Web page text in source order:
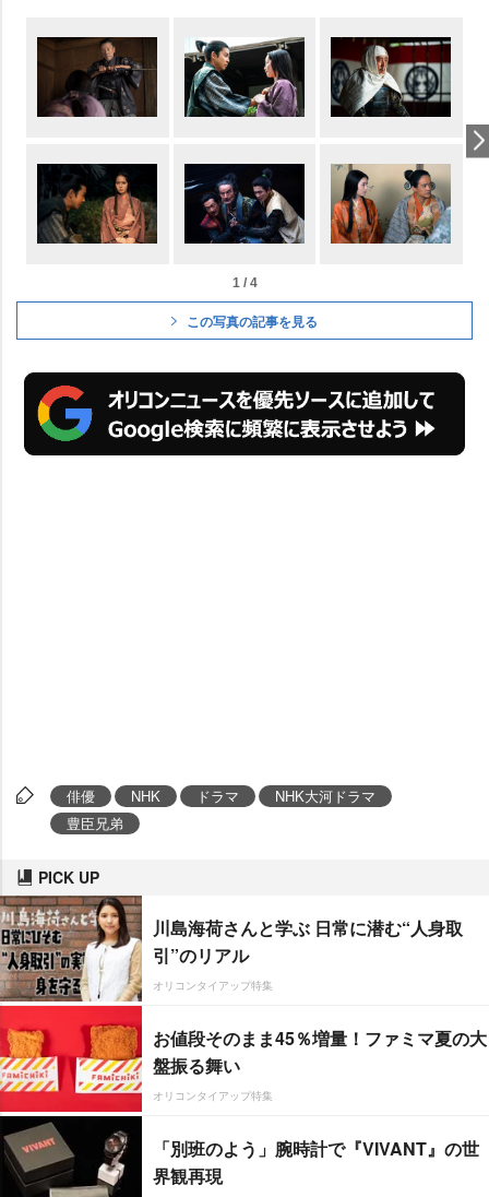
1 / 4
この写真の記事を見る
俳優 NHK ドラマ
NHK大河ドラマ
豊臣兄弟
PICK UP
川島海荷さんと学ぶ 日常に潜む“人身取
引”のリアル
オリコンタイアップ特集
お値段そのまま45％増量！ファミマ夏の大
盤振る舞い
オリコンタイアップ特集
「別班のよう」腕時計で『VIVANT』の世
界観再現